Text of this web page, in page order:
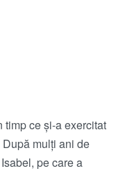
timp ce și-a exercitat
mulți ani de
pe care a